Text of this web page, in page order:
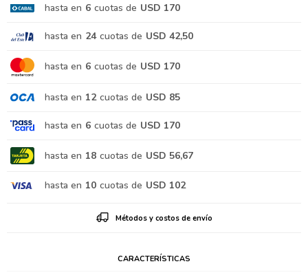
hasta en 6 cuotas de USD 170
hasta en 24 cuotas de USD 42,50
hasta en 6 cuotas de USD 170
hasta en 12 cuotas de USD 85
hasta en 6 cuotas de USD 170
hasta en 18 cuotas de USD 56,67
hasta en 10 cuotas de USD 102
Métodos y costos de envío
CARACTERÍSTICAS